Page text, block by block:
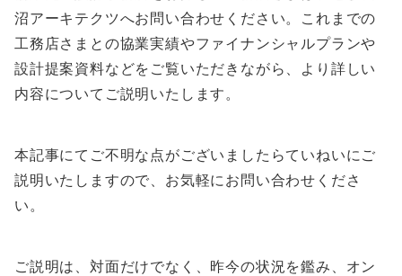
沼アーキテクツへお問い合わせください。これまでの
工務店さまとの協業実績やファイナンシャルプランや
設計提案資料などをご覧いただきながら、より詳しい
内容についてご説明いたします。
本記事にてご不明な点がございましたらていねいにご
説明いたしますので、お気軽にお問い合わせくださ
い。
ご説明は、対面だけでなく、昨今の状況を鑑み、オン